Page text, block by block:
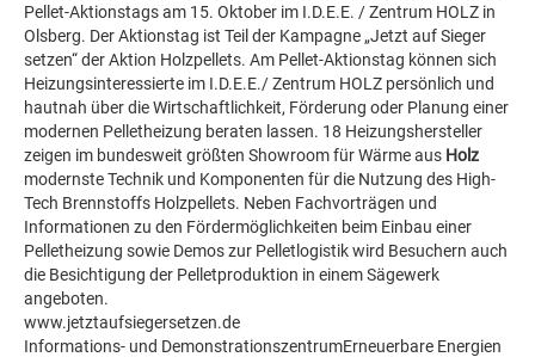
Pellet-Aktionstags am 15. Oktober im I.D.E.E. / Zentrum HOLZ in
Olsberg. Der Aktionstag ist Teil der Kampagne „Jetzt auf Sieger
setzen“ der Aktion Holzpellets. Am Pellet-Aktionstag können sich
Heizungsinteressierte im I.D.E.E./ Zentrum HOLZ persönlich und
hautnah über die Wirtschaftlichkeit, Förderung oder Planung einer
modernen Pelletheizung beraten lassen. 18 Heizungshersteller
zeigen im bundesweit größten Showroom für Wärme aus Holz
modernste Technik und Komponenten für die Nutzung des High-
Tech Brennstoffs Holzpellets. Neben Fachvorträgen und
Informationen zu den Fördermöglichkeiten beim Einbau einer
Pelletheizung sowie Demos zur Pelletlogistik wird Besuchern auch
die Besichtigung der Pelletproduktion in einem Sägewerk
angeboten.
www.jetztaufsiegersetzen.de
Informations- und DemonstrationszentrumErneuerbare Energien